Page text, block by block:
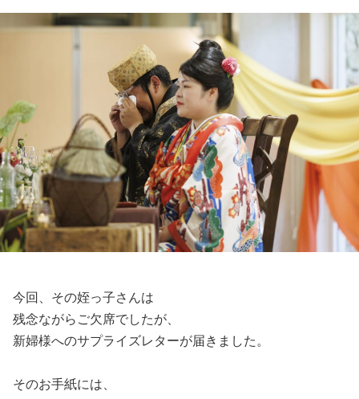
今回、その姪っ子さんは
残念ながらご欠席でしたが、
新婦様へのサプライズレターが届きました。
そのお手紙には、